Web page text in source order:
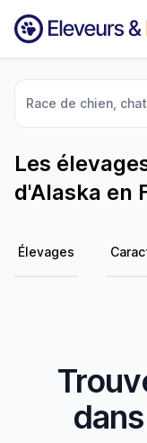
Race de chien,
Les
d'Alaska en
Élevages